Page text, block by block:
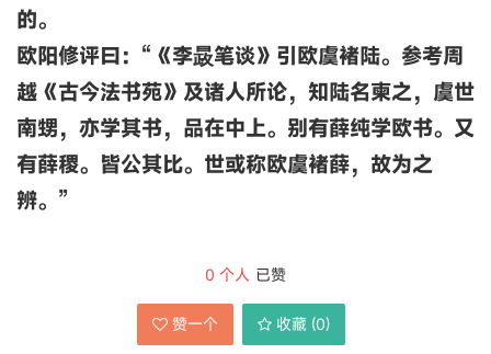
的。
欧阳修评曰：“《李晸笔谈》引欧虞褚陆。参考周
越《古今法书苑》及诸人所论，知陆名柬之，虞世
南甥，亦学其书，品在中上。别有薛纯学欧书。又
有薛稷。皆公其比。世或称欧虞褚薛，故为之
辨。”
0 个人 已赞
赞一个 收藏 (0)